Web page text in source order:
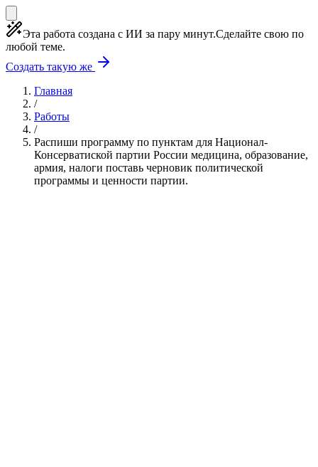
Эта работа создана с ИИ за пару минут.Сделайте свою по
любой теме.
Создать такую же
Главная
/
Работы
/
Распиши программу по пунктам для Национал-
Консерватиской партии России медицина, образование,
армия, налоги поставь черновик политической
программы и ценности партии.